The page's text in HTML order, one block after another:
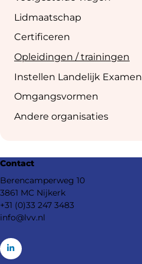
Lidmaatschap
Certificeren
Opleidingen / trainingen
Instellen Landelijk Examen
Omgangsvormen
Andere organisaties
Contact
Berencamperweg 10
3861 MC Nijkerk
+31 (0)33 247 3483
info@lvv.nl